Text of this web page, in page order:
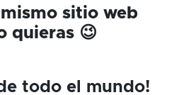
sitio web
quieras 😉
todo el mundo!